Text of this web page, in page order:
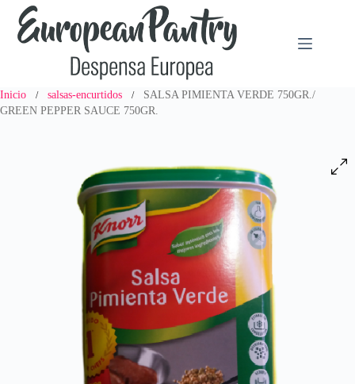
Saltar
contenido
Inicio / salsas-encurtidos /
SALSA PIMIENTA VERDE 750GR./
GREEN PEPPER SAUCE 750GR.